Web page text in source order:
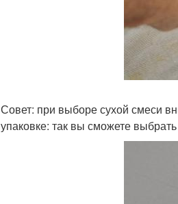
Совет: при выборе сухой смеси
упаковке: так вы сможете